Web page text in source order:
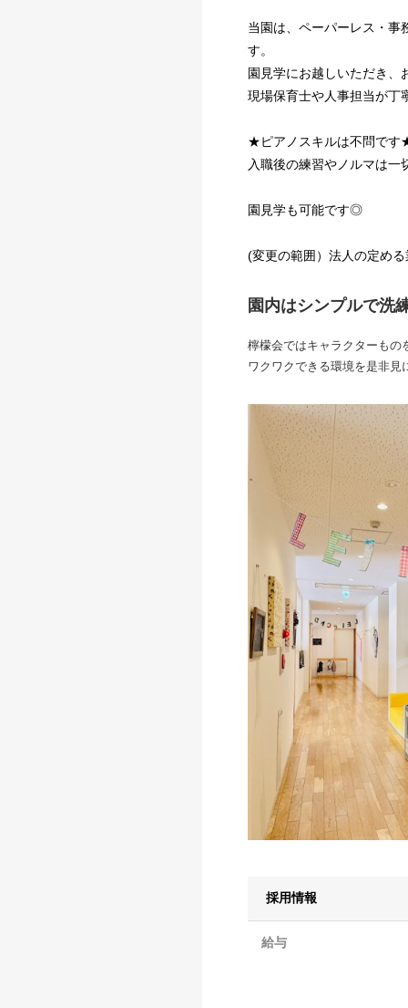
当園は、ペーパーレス・事
す。
園見学にお越しいただき
現場保育士や人事担当が丁
★ピアノスキルは不問で
入職後の練習やノルマは
園見学も可能です◎
(変更の範囲）法人の定める
園内はシンプルで洗
檸檬会ではキャラクターもの
ワクワクできる環境を是非見
採用情報
給与